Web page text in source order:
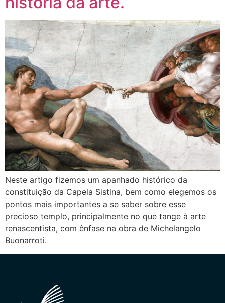
Neste artigo fizemos um apanhado histórico da
constituição da Capela Sistina, bem como elegemos os
pontos mais importantes a se saber sobre esse
precioso templo, principalmente no que tange à arte
renascentista, com ênfase na obra de Michelangelo
Buonarroti.